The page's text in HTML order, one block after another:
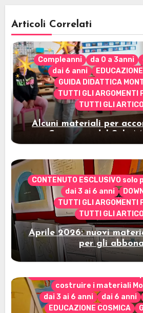
Articoli Correlati
Compleanni da 0 a 3anni
dai 6 anni
GUIDA DIDATTICA
TUTTI GLI ARGOMENTI
TUTTI GLI
Alcuni materiali per
Cerimonia del Sole
CONTENUTO ESCLUSIVO
dai 3 ai 6 anni
TUTTI GLI ARGOMENTI
TUTTI GLI
Aprile 2026: nuovi
per gli
costruire i materiali
dai 3 ai 6 anni
dai 6 anni
EDUCAZIONE COSMICA